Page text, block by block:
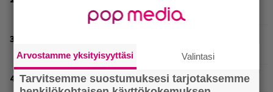
uutuusalbumi om mammuttimainen kokonaisuus
syyskuussa – muista myös metalliklassikot-konsertti
Rushin Neil Peartista ilmestyy ensi kuussa dokumentti
Arvostamme yksityisyyttäsi Valintasi
Tarvitsemme suostumuksesi tarjotaksemme